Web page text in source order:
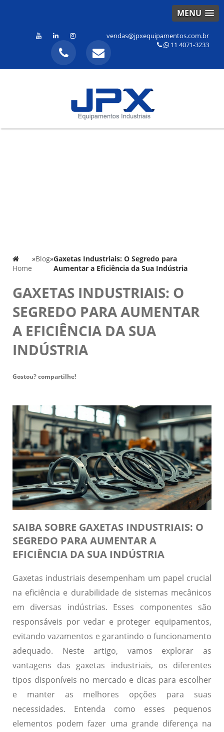
MENU
vendas@jpxequipamentos.com.br
11 4071-3233
Home
»Blog»Gaxetas Industriais: O Segredo para
Aumentar a Eficiência da Sua Indústria
GAXETAS INDUSTRIAIS: O
SEGREDO PARA AUMENTAR
A EFICIÊNCIA DA SUA
INDÚSTRIA
Gostou? compartilhe!
SAIBA SOBRE GAXETAS INDUSTRIAIS: O
SEGREDO PARA AUMENTAR A
EFICIÊNCIA DA SUA INDÚSTRIA
Gaxetas industriais desempenham um papel crucial
na eficiência e durabilidade de sistemas mecânicos
em diversas indústrias. Esses componentes são
responsáveis por vedar e proteger equipamentos,
evitando vazamentos e garantindo o funcionamento
adequado. Neste artigo, vamos explorar as
vantagens das gaxetas industriais, os diferentes
tipos disponíveis no mercado e dicas para escolher
e manter as melhores opções para suas
necessidades. Entenda como esses pequenos
elementos podem fazer uma grande diferença na